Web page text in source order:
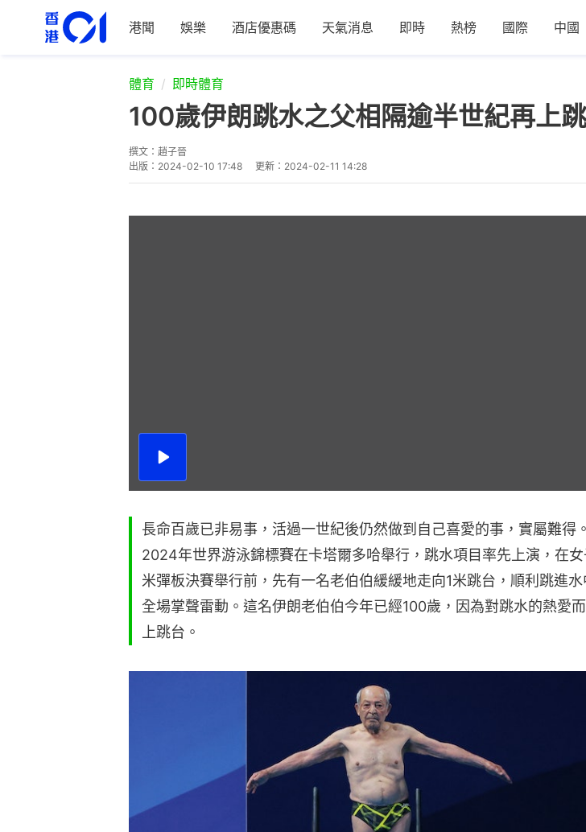
港聞 娛樂 酒店優惠碼 天氣消息 即時 熱榜 國際 中國
體育 即時體育
100歲伊朗跳水之父相隔逾半世紀再上
撰文： 趙子晉
出版： 2024-02-10 17:48 更新： 2024-02-11 14:28
播
長命百歲已非易事，活過一世紀後仍然做到自己喜愛的事，實屬難得。
2024年世界游泳錦標賽在卡塔爾多哈舉行，跳水項目率先上演，在
米彈板決賽舉行前，先有一名老伯伯緩緩地走向1米跳台，順利跳進水
全場掌聲雷動。這名伊朗老伯伯今年已經100歲，因為對跳水的熱愛
上跳台。